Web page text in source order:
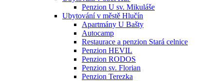
Penzion U sv. Mikuláše
Ubytování v městě Hlučín
Apartmány U Bašty
Autocamp
Restaurace a penzion Stará celnice
Penzion HEVIL
Penzion RODOS
Penzion sv. Florian
Penzion Terezka